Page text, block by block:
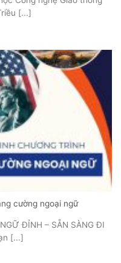
[...]
cường ngoại ngữ
ĐỈNH – SẴN SÀNG ĐI
[...]